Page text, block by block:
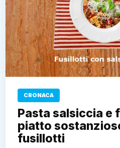
CRONACA
Pasta salsiccia e
piatto
fusillotti